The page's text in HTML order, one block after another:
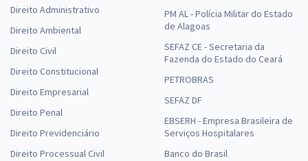
Direito Administrativo
Direito Ambiental
Direito Civil
Direito Constitucional
Direito Empresarial
Direito Penal
Direito Previdenciário
Direito Processual Civil
PM AL - Polícia Militar do Estado
de Alagoas
SEFAZ CE - Secretaria da
Fazenda do Estado do Ceará
PETROBRAS
SEFAZ DF
EBSERH - Empresa Brasileira de
Serviços Hospitalares
Banco do Brasil